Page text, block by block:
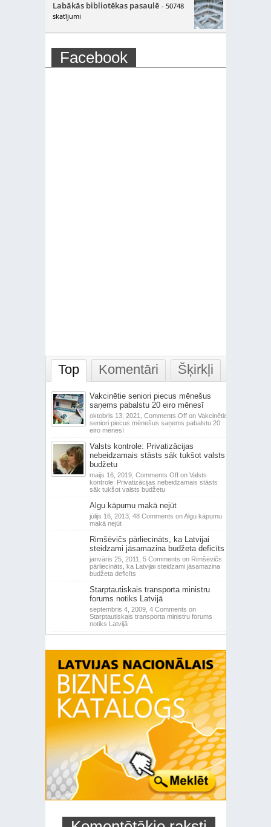
Labākās bibliotēkas pasaulē - 50748
skatījumi
Facebook
Top Komentāri Šķirkļi
Vakcinētie seniori piecus mēnešus
saņems pabalstu 20 eiro mēnesī
oktobris 13, 2021, Comments Offon Vakcinētie
seniori piecus mēnešus saņems pabalstu 20
eiro mēnesī
Valsts kontrole: Privatizācijas
nebeidzamais stāsts sāk tukšot valsts
budžetu
maijs 16, 2019, Comments Offon Valsts
kontrole: Privatizācijas nebeidzamais stāsts
sāk tukšot valsts budžetu
Algu kāpumu makā nejūt
jūlijs 16, 2013, 48 Comments on Algu kāpumu
makā nejūt
Rimšēvičs pārliecināts, ka Latvijai
steidzami jāsamazina budžeta deficīts
janvāris 25, 2011, 5 Comments on Rimšēvičs
pārliecināts, ka Latvijai steidzami jāsamazina
budžeta deficīts
Starptautiskais transporta ministru
forums notiks Latvijā
septembris 4, 2009, 4 Comments on
Starptautiskais transporta ministru forums
notiks Latvijā